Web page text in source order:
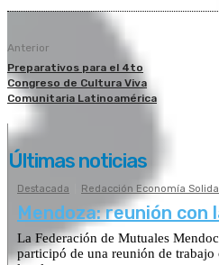
Anterior
Preparativos para el 4to
Congreso de Cultura Viva
Comunitaria Latinoamérica
Últimas noticias
Destacada Redacción Economía
Mendoza: reunión con
La Federación de Mutuales
participó de una reunión de